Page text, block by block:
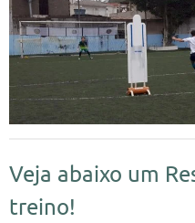
Veja abaixo um
treino!